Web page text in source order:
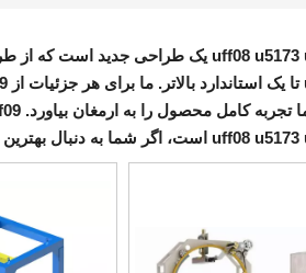
uff08 u5173 یک طراحی جدید است که از
تا یک استاندارد بالاتر. ما برای هر جزئیات از
کامل محصول را به ارمغان بیاورد.
uff08 u5173 است، اگر شما به دنبال بهترین